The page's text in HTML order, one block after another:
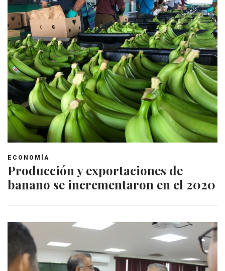
ECONOMÍA
Producción y exportaciones de
banano se incrementaron en el 2020